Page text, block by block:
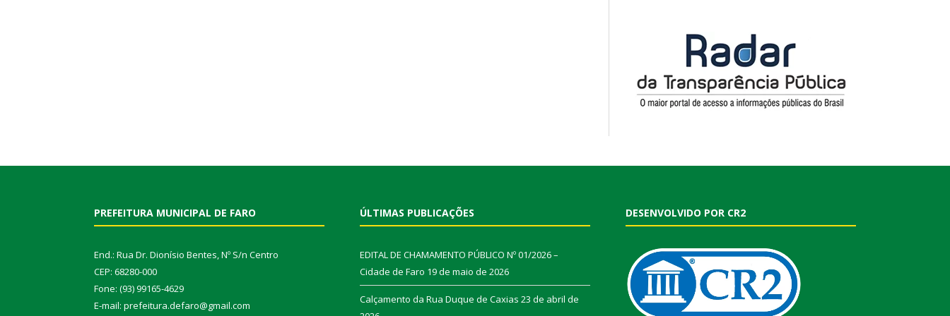
PREFEITURA MUNICIPAL DE FARO
End.: Rua Dr. Dionísio Bentes, Nº S/n Centro
CEP: 68280-000
Fone: (93) 99165-4629
E-mail: prefeitura.defaro@gmail.com
ÚLTIMAS PUBLICAÇÕES
EDITAL DE CHAMAMENTO PÚBLICO Nº 01/2026 –
Cidade de Faro 19 de maio de 2026
Calçamento da Rua Duque de Caxias 23 de abril de
DESENVOLVIDO POR CR2